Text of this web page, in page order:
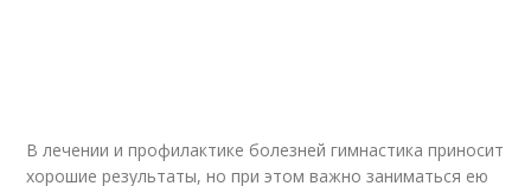
В лечении и профилактике болезней гимнастика приносит
хорошие результаты, но при этом важно заниматься ею